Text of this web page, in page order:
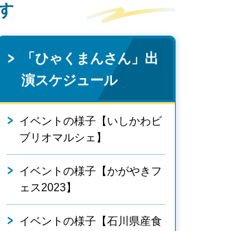
「ひゃくまんさん」出
演スケジュール
イベントの様子【いしかわビ
ブリオマルシェ】
イベントの様子【かがやきフ
ェス2023】
イベントの様子【石川県産食